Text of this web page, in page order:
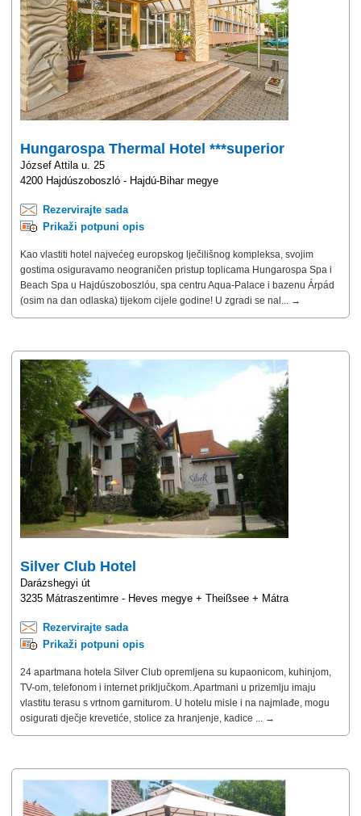
Hungarospa Thermal Hotel ***superior
József Attila u. 25
4200 Hajdúszoboszló - Hajdú-Bihar megye
Rezervirajte sada
Prikaži potpuni opis
Kao vlastiti hotel najvećeg europskog lječilišnog kompleksa, svojim
gostima osiguravamo neograničen pristup toplicama Hungarospa Spa i
Beach Spa u Hajdúszoboszlóu, spa centru Aqua-Palace i bazenu Árpád
(osim na dan odlaska) tijekom cijele godine! U zgradi se nal... →
Silver Club Hotel
Darázshegyi út
3235 Mátraszentimre - Heves megye + Theißsee + Mátra
Rezervirajte sada
Prikaži potpuni opis
24 apartmana hotela Silver Club opremljena su kupaonicom, kuhinjom,
TV-om, telefonom i internet priključkom. Apartmani u prizemlju imaju
vlastitu terasu s vrtnom garniturom. U hotelu misle i na najmlađe, mogu
osigurati dječje krevetiće, stolice za hranjenje, kadice ... →